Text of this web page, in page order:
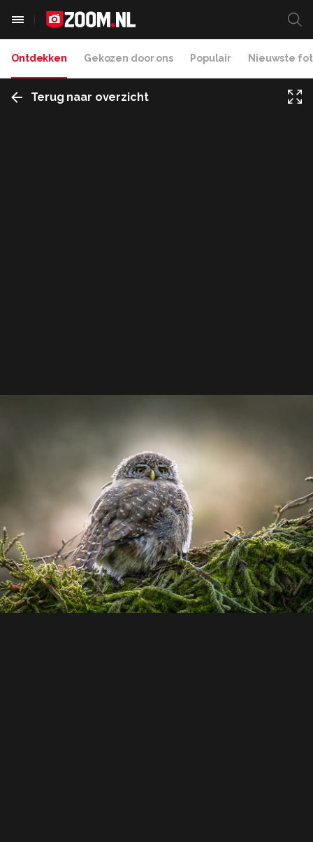
Ontdekken Gekozen door ons Populair Nieuwste
Terug naar overzicht